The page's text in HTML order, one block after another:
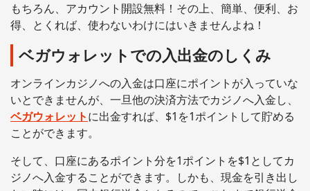
もちろん、アカウント開設無料！その上、簡単、便利、お
得、とくれば、使わないわけにはいきませんよね！
ベガウォレットでの入出金のしくみ
オンラインカジノへの入金は口座にポイントが入っていな
いとできませんが、一旦他の決済方法でカジノへ入金し、
ベガウォレットに出金すれば、$1を1ポイントして貯める
ことができます。
そして、口座にあるポイント分を1ポイントを$1としてカ
ジノへ入金することができます。しかも、現金を引き出し